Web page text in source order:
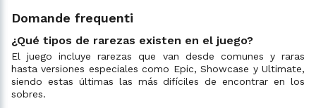
Domande frequenti
¿Qué tipos de rarezas existen en el juego?
El juego incluye rarezas que van desde comunes y raras
hasta versiones especiales como Epic, Showcase y Ultimate,
siendo estas últimas las más difíciles de encontrar en los
sobres.